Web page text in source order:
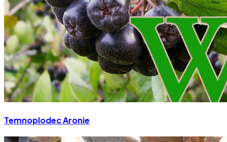
Temnoplodec Aronie